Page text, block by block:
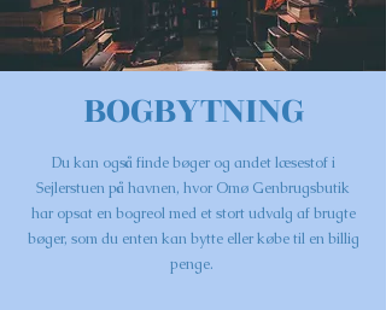
BOGBYTNING
Du kan også finde bøger og andet læsestof i
Sejlerstuen på havnen, hvor Omø Genbrugsbutik
har opsat en bogreol med et stort udvalg af brugte
bøger, som du enten kan bytte eller købe til en billig
penge.